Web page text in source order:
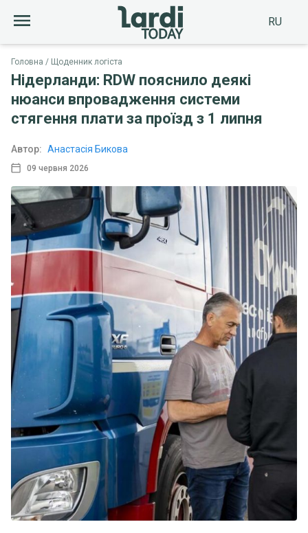
RU
Головна Щоденник логіста
Нідерланди: RDW пояснило деякі
нюанси впровадження системи
стягення плати за проїзд з 1 липня
09 червня 2026
Автор: Анастасія Бикова